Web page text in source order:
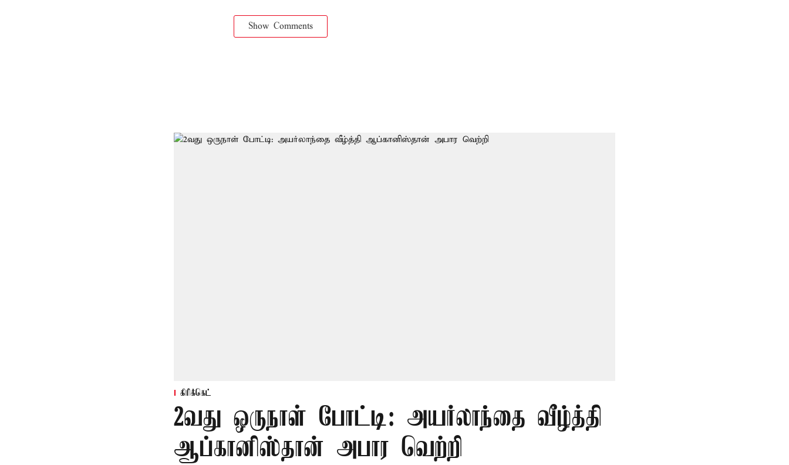
Show Comments
கிரிக்கெட்
2வது ஒருநாள் போட்டி: அயர்லாந்தை வீழ்த்தி
ஆப்கானிஸ்தான் அபார வெற்றி